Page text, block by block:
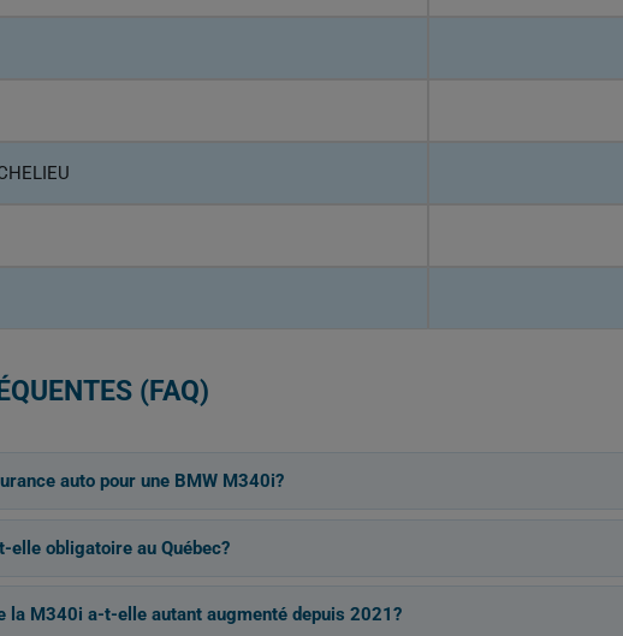
(FAQ)
auto pour une BMW M340i?
elle obligatoire au Québec?
la M340i a-t-elle autant augmenté depuis 2021?